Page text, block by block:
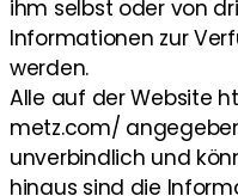
ihm selbst oder von
Informationen zur
werden.
Alle auf der Website
metz.com/
unverbindlich und
hinaus sind die